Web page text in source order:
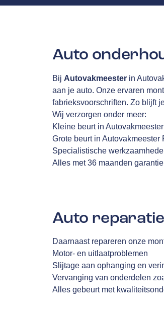
Auto
Bij Autovakmeester in
aan je auto. Onze ervaren
fabrieksvoorschriften. Zo blijft
Wij verzorgen onder meer:
Kleine beurt in
Grote beurt in Autovakmeester
Specialistische
Alles met 36 maanden
Auto
Daarnaast repareren onze
Motor- en uitlaatproblemen
Slijtage aan ophanging en
Vervanging van onderdelen
Alles gebeurt met